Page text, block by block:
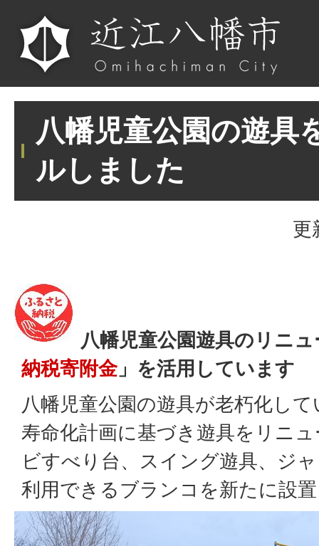
八幡児童公園の遊具
ルしました
更
八幡児童公園遊具のリニ
納税寄附金」を活用しています
八幡児童公園の遊具が老朽化し
寿命化計画に基づき遊具をリニ
ビすべり台、スイング遊具、ジ
利用できるブランコを新たに設